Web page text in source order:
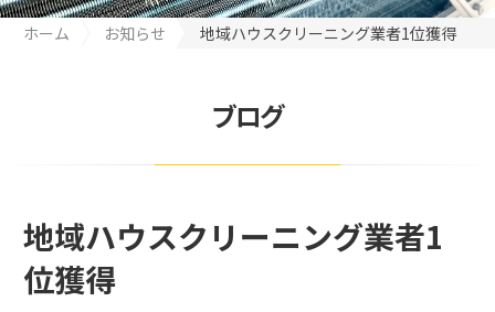
ホーム お知らせ 地域ハウスクリーニング業者1位獲得
ブログ
地域ハウスクリーニング業者1
位獲得